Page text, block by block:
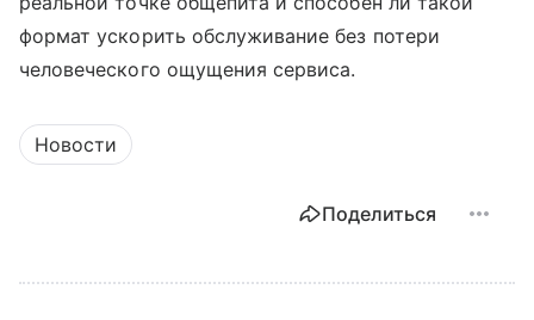
формат ускорить обслуживание без потери
человеческого ощущения сервиса.
Новости
Поделиться